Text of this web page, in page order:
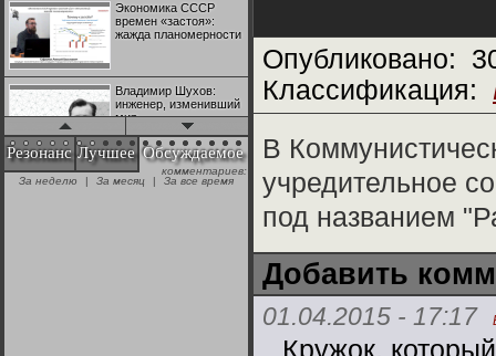
Экономика СССР
времен «застоя»:
жажда планомерности
Владимир Шухов:
инженер, изменивший
мир
"Аркадий Коц" на
эгалите-фесте "Не
Резонанс Лучшее Обсуждаемое
комментариев:
За неделю
| За месяц | За все время
Опубликовано:
Классификация:
В
учредительное
под названием
Добавить
01.04.2015 - 17:17
Кружок,